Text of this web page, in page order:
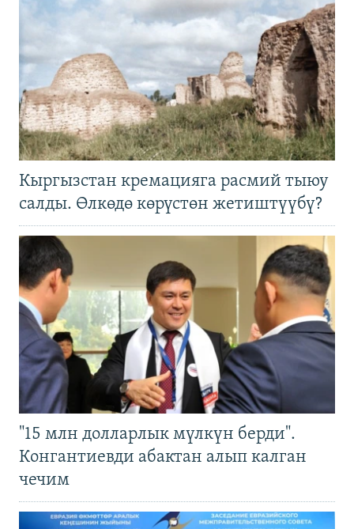
Кыргызстан кремацияга расмий тыюу
салды. Өлкөдө көрүстөн жетиштүүбү?
"15 млн долларлык мүлкүн берди".
Конгантиевди абактан алып калган
чечим